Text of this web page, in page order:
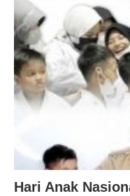
Hari Anak